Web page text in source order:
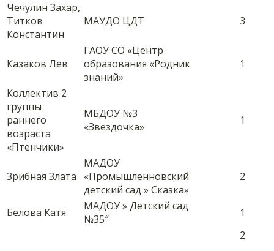
Чечулин Захар,
Титков
Константин
МАУДО ЦДТ 3
Казаков Лев
ГАОУ СО «Центр
образования «Родник
знаний»
1
Коллектив 2
группы
раннего
возраста
«Птенчики»
МБДОУ №3
«Звездочка»
1
Зрибная Злата
МАДОУ
«Промышленновский
детский сад » Сказка»
2
Белова Катя
МАДОУ » Детский сад
№35″
1
2